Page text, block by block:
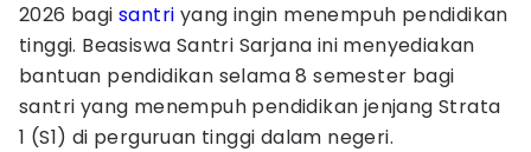
2026 bagisantri yang ingin menempuh pendidikan
tinggi. Beasiswa Santri Sarjana ini menyediakan
bantuan pendidikan selama 8 semester bagi
santri yang menempuh pendidikan jenjang Strata
1 (S1) di perguruan tinggi dalam negeri.